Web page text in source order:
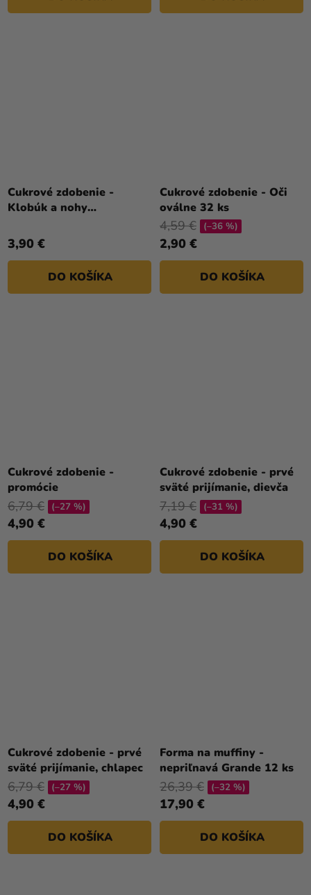
Cukrové zdobenie -
Klobúk a nohy
3,90 €
DO KOŠÍKA
Cukrové zdobenie - Oči
oválne 32 ks
2,90 €
4,59 € (–36 %)
DO KOŠÍKA
Cukrové zdobenie -
promócie
4,90 €
6,79 € (–27 %)
DO KOŠÍKA
Cukrové zdobenie - prvé
sväté prijímanie, dievča
4,90 €
7,19 € (–31 %)
DO KOŠÍKA
Cukrové zdobenie - prvé
sväté prijímanie, chlapec
4,90 €
6,79 € (–27 %)
DO KOŠÍKA
Forma na muffiny -
nepriľnavá Grande 12 ks
17,90 €
26,39 € (–32 %)
DO KOŠÍKA